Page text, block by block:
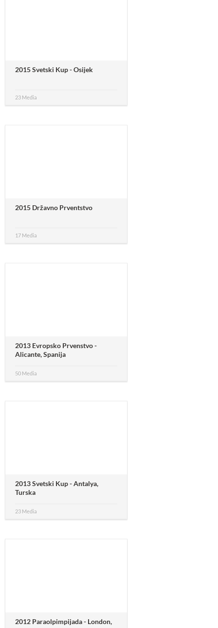
2015 Svetski Kup - Osijek
23 Media
2015 Državno Prventstvo
17 Media
2013 Evropsko Prvenstvo -
Alicante, Spanija
50 Media
2013 Svetski Kup - Antalya,
Turska
23 Media
2012 Paraolpimpijada - London,